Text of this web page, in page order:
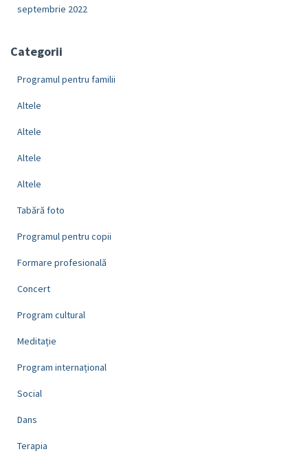
septembrie 2022
Categorii
Programul pentru familii
Altele
Altele
Altele
Altele
Tabără foto
Programul pentru copii
Formare profesională
Concert
Program cultural
Meditație
Program internațional
Social
Dans
Terapia